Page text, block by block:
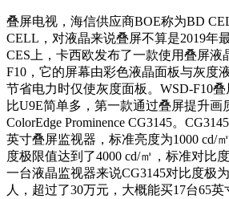
叠屏电视，海信供应商BOE称为BD
CELL，对液晶来说叠屏不算是2019年
CES上，卡西欧发布了一款使用叠屏液
F10，它的屏幕由彩色液晶面板与灰度
节省电力时仅使灰度面板。WSD-F10
比U9E简单多，第一款通过叠屏提升画
ColorEdge Prominence CG3145。
英寸叠屏监视器，标准亮度为1000 cd/
度极限值达到了4000 cd/㎡，标准对比
一台液晶监视器来说CG3145对比度极
人，超过了30万元，大概能买17台65